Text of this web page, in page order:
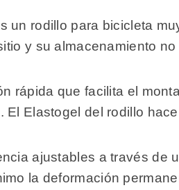
un rodillo para bicicleta
y su almacenamiento
rápida que facilita el
El Elastogel del rodillo
ajustables a través de
la deformación